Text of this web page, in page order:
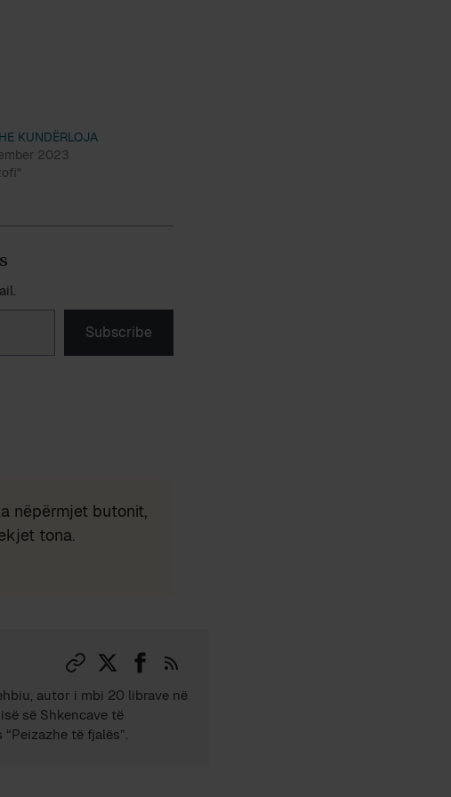
KUNDËRLOJA
2023
Subscribe
nëpërmjet butonit,
tona.
autor i mbi 20 librave në
së Shkencave të
të fjalës”.